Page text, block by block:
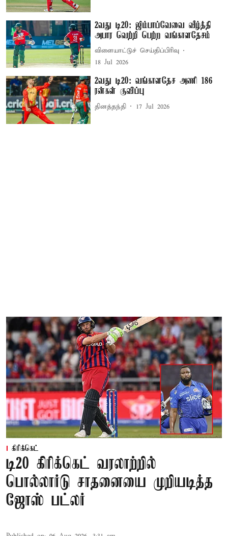
2வது டி20: ஜிம்பாப்வேவை வீழ்த்தி
அபார வெற்றி பெற்ற வங்காளதேசம்
விளையாட்டுச் செய்திப்பிரிவு
18 Jul 2026
2வது டி20: வங்காளதேச அணி 186
ரன்கள் குவிப்பு
தினத்தந்தி 17 Jul 2026
கிரிக்கெட்
டி20 கிரிக்கெட் வரலாற்றில்
பொல்லார்டு சாதனையை முறியடித்த
ஜோஸ் பட்லர்